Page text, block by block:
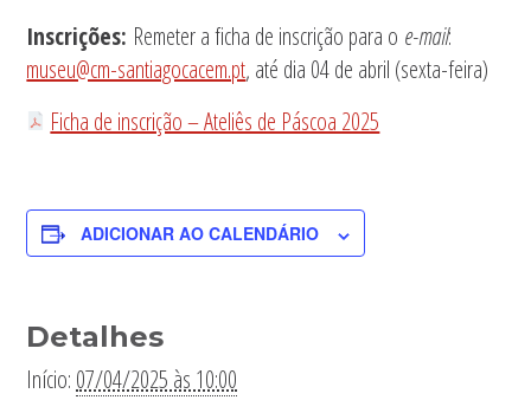
Inscrições: Remeter a ficha de inscrição para o e-mail:
museu@cm-santiagocacem.pt, até dia 04 de abril (sexta-feira)
Ficha de inscrição – Ateliês de Páscoa 2025
ADICIONAR AO CALENDÁRIO
Detalhes
Início: 07/04/2025 às 10:00